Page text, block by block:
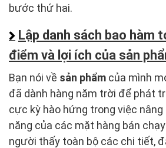
bước thứ hai.
Lập danh sách bao hàm
điểm và lợi ích của sản
Bạn nói về sản phẩm của mình
đã dành hàng năm trời để phát
cực kỳ hào hứng trong việc
năng của các mặt hàng bán
người thấy toàn bộ các chi tiết,